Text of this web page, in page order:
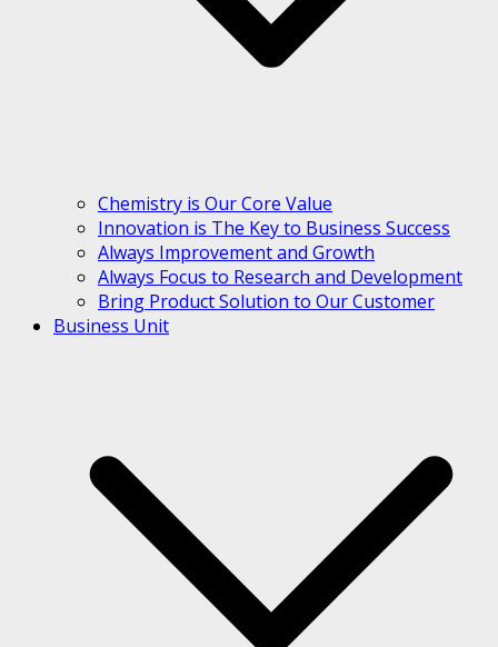
Chemistry is Our Core Value
Innovation is The Key to Business Success
Always Improvement and Growth
Always Focus to Research and Development
Bring Product Solution to Our Customer
Business Unit